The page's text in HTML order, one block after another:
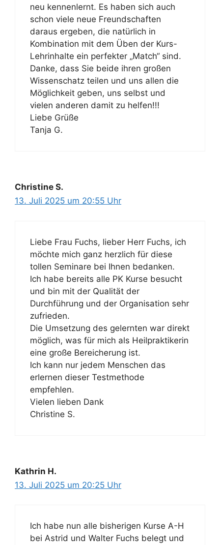
neu kennenlernt. Es haben sich auch
schon viele neue Freundschaften
daraus ergeben, die natürlich in
Kombination mit dem Üben der Kurs-
Lehrinhalte ein perfekter „Match“ sind.
Danke, dass Sie beide ihren großen
Wissenschatz teilen und uns allen die
Möglichkeit geben, uns selbst und
vielen anderen damit zu helfen!!!
Liebe Grüße
Tanja G.
Christine S.
13. Juli 2025 um 20:55 Uhr
Liebe Frau Fuchs, lieber Herr Fuchs, ich
möchte mich ganz herzlich für diese
tollen Seminare bei Ihnen bedanken.
Ich habe bereits alle PK Kurse besucht
und bin mit der Qualität der
Durchführung und der Organisation sehr
zufrieden.
Die Umsetzung des gelernten war direkt
möglich, was für mich als Heilpraktikerin
eine große Bereicherung ist.
Ich kann nur jedem Menschen das
erlernen dieser Testmethode
empfehlen.
Vielen lieben Dank
Christine S.
Kathrin H.
13. Juli 2025 um 20:25 Uhr
Ich habe nun alle bisherigen Kurse A-H
bei Astrid und Walter Fuchs belegt und